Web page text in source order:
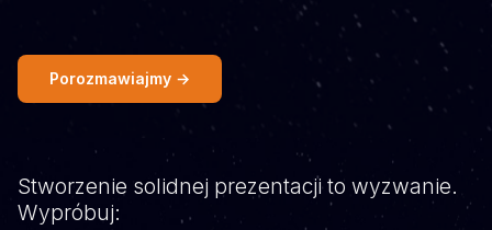
Porozmawiajmy →
Stworzenie solidnej prezentacji to wyzwanie.
Wypróbuj: